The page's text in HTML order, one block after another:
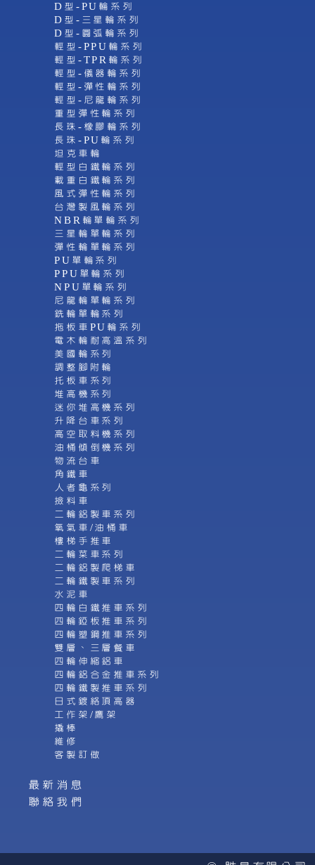
D型-PU輪系列
D型-三星輪系列
D型-圓弧輪系列
輕型-PPU輪系列
輕型-TPR輪系列
輕型-儀器輪系列
輕型-彈性輪系列
輕型-尼龍輪系列
重型彈性輪系列
長珠-橡膠輪系列
長珠-PU輪系列
坦克車輪
輕型白鐵輪系列
載重白鐵輪系列
風式彈性輪系列
台灣製風輪系列
NBR輪單輪系列
三星輪單輪系列
彈性輪單輪系列
PU單輪系列
PPU單輪系列
NPU單輪系列
尼龍輪單輪系列
銑輪單輪系列
拖板車PU輪系列
電木輪耐高溫系列
美國輪系列
調整腳附輪
托板車系列
堆高機系列
迷你堆高機系列
升降台車系列
高空取料機系列
油桶傾倒機系列
物流台車
角鐵車
人者龜系列
撿料車
二輪鋁製車系列
氧氣車/油桶車
樓梯手推車
二輪菜車系列
二輪鋁製爬梯車
二輪鐵製車系列
水泥車
四輪白鐵推車系列
四輪錏板推車系列
四輪塑鋼推車系列
雙層、三層餐車
四輪伸縮鋁車
四輪鋁合金推車系列
四輪鐵製推車系列
日式鍍絡頂高器
工作架/鷹架
撬棒
維修
客製訂做
最新消息
聯絡我們